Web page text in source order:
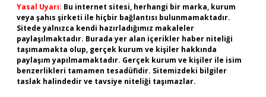
Yasal Uyarı: Bu internet sitesi, herhangi bir marka, kurum
veya şahıs şirketi ile hiçbir bağlantısı bulunmamaktadır.
Sitede yalnızca kendi hazırladığımız makaleler
paylaşılmaktadır. Burada yer alan içerikler haber niteliği
taşımamakta olup, gerçek kurum ve kişiler hakkında
paylaşım yapılmamaktadır. Gerçek kurum ve kişiler ile isim
benzerlikleri tamamen tesadüfidir. Sitemizdeki bilgiler
taslak halindedir ve tavsiye niteliği taşımazlar.